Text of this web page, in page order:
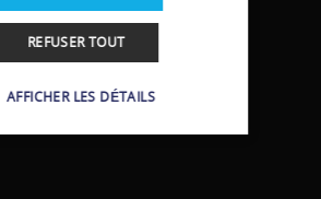
REFUSER TOUT
AFFICHER LES DÉTAILS